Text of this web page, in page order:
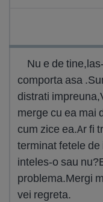
Nu e de
comporta asa
distrati
merge cu ea mai
cum zice ea.Ar fi
terminat fetele
inteles-o sau
problema.Mergi
vei regreta.